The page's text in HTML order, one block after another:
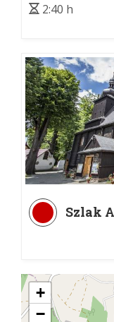
2:40 h
Szlak
+
−